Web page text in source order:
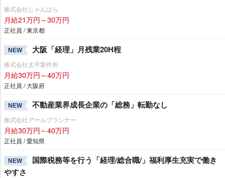
株式会社じゃんぱら
月給21万円～30万円
正社員 / 東京都
NEW 大阪「経理」月残業20H程
株式会社太平製作所
月給30万円～40万円
正社員 / 大阪府
NEW 不動産業界成長企業の「総務」転勤なし
株式会社アールプランナー
月給30万円～40万円
正社員 / 愛知県
NEW
国際税務等を行う「経理/総合職/」福利厚生充実で働き
すさ